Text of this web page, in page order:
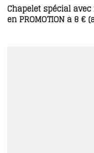
Chapelet spécial
en PROMOTION à 8 €